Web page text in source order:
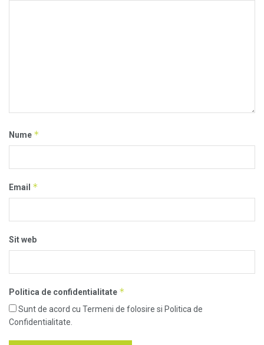
Nume *
Email *
Sit web
Politica de confidentialitate *
Sunt de acord cu Termeni de folosire si Politica de
Confidentialitate.